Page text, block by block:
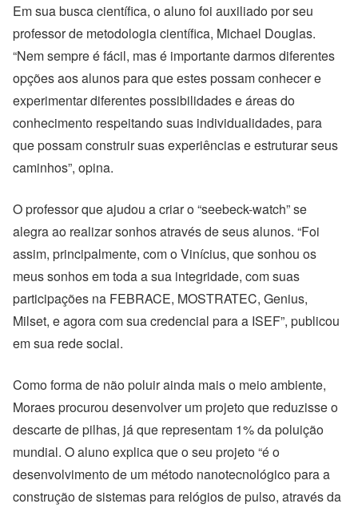
Em sua busca científica, o aluno foi auxiliado por seu
professor de metodologia científica, Michael Douglas.
“Nem sempre é fácil, mas é importante darmos diferentes
opções aos alunos para que estes possam conhecer e
experimentar diferentes possibilidades e áreas do
conhecimento respeitando suas individualidades, para
que possam construir suas experiências e estruturar seus
caminhos”, opina.
O professor que ajudou a criar o “seebeck-watch” se
alegra ao realizar sonhos através de seus alunos. “Foi
assim, principalmente, com o Vinícius, que sonhou os
meus sonhos em toda a sua integridade, com suas
participações na FEBRACE, MOSTRATEC, Genius,
Milset, e agora com sua credencial para a ISEF”, publicou
em sua rede social.
Como forma de não poluir ainda mais o meio ambiente,
Moraes procurou desenvolver um projeto que reduzisse o
descarte de pilhas, já que representam 1% da poluição
mundial. O aluno explica que o seu projeto “é o
desenvolvimento de um método nanotecnológico para a
construção de sistemas para relógios de pulso, através da